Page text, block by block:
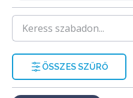
ÖSSZES SZŰRŐ